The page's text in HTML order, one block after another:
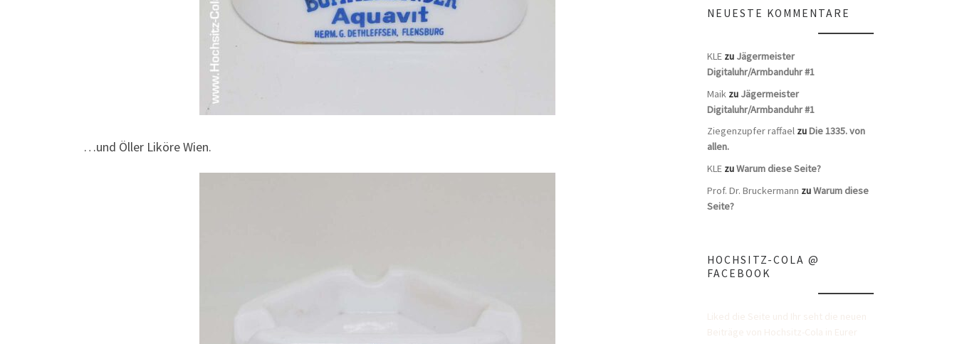
…und Öller Liköre Wien.
NEUESTE KOMMENTARE
KLEzu Jägermeister
Digitaluhr/Armbanduhr #1
Maik zu Jägermeister
Digitaluhr/Armbanduhr #1
Ziegenzupfer raffaelzuDie 1335. von
allen.
KLEzuWarum diese Seite?
Prof. Dr. Bruckermann zuWarum diese
Seite?
HOCHSITZ-COLA @
FACEBOOK